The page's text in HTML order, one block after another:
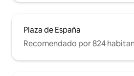
Plaza de España
Recomendado por 824